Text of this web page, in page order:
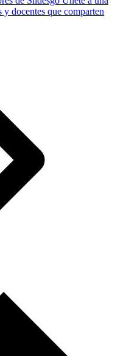
docentes que comparten